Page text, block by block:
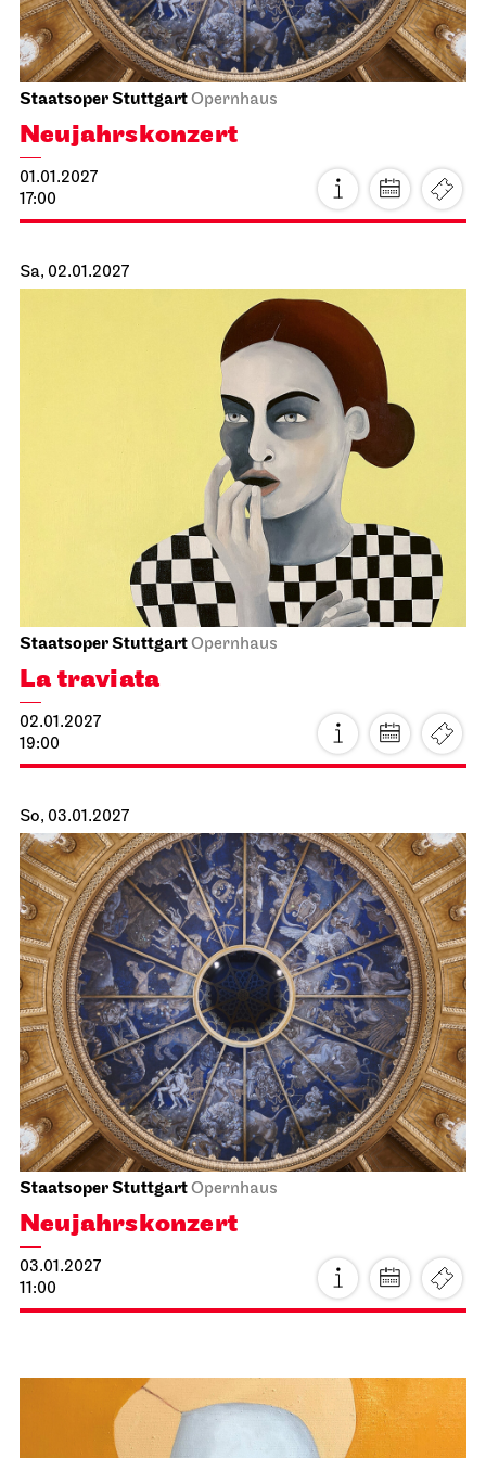
Staatsorchester StuttgartLiederhalle, Mozartsaal
2. Kammer­konzert
13.01.2027
Staatsoper StuttgartOpernhaus, Foyer I. Rang
4. Lied­konzert
13.01.2027
Stuttgarter BallettKammertheater
Stuttgarter Ballett
Blick hinter die Kulissen
19:00 - 20:30